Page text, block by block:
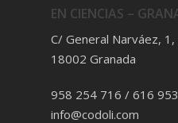
EN CIENCIAS –
C/ General Narváez, 1,
18002 Granada
958 254 716 / 616
info@codoli.com